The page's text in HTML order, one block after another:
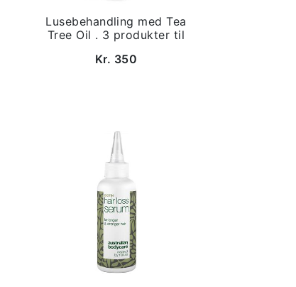
Lusebehandling med Tea
Tree Oil . 3 produkter til
Kr. 350